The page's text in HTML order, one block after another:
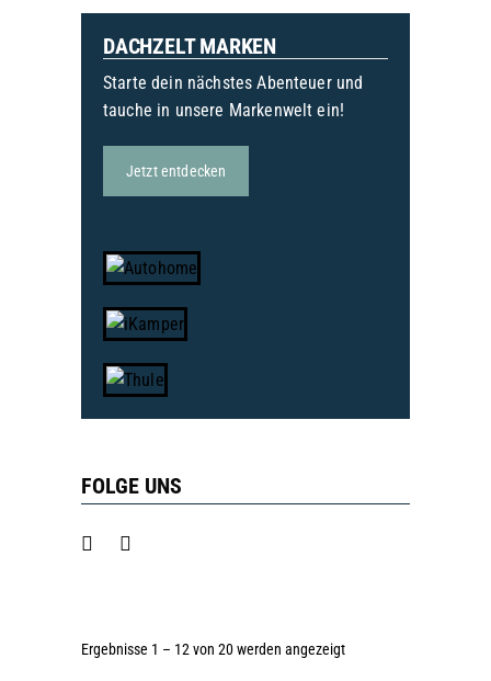
Ergebnisse 1 – 12 von 20 werden angezeigtNach
DACHZELT MARKEN
Starte dein nächstes Abenteuer und
tauche in unsere Markenwelt ein!
Jetzt entdecken
FOLGE UNS